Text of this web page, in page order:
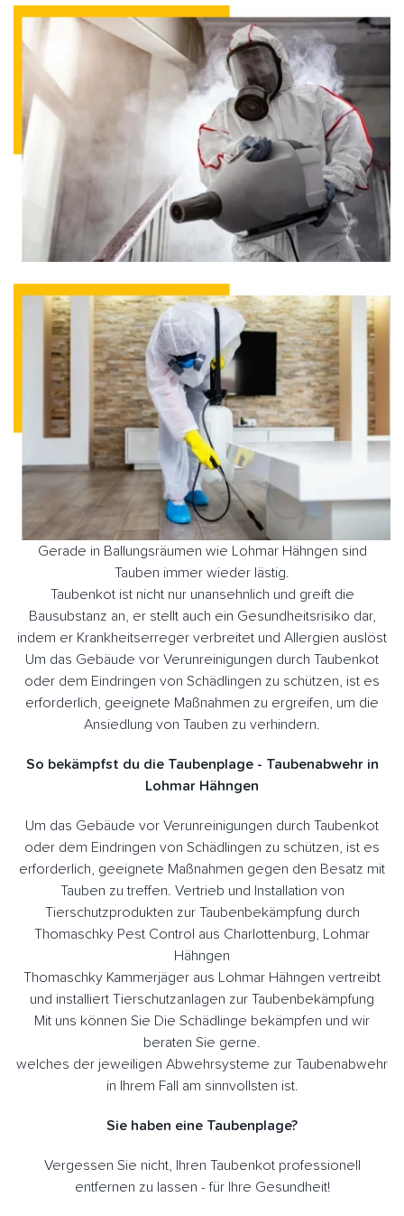
Gerade in Ballungsräumen wie Lohmar Hähngen sind
Tauben immer wieder lästig.
Taubenkot ist nicht nur unansehnlich und greift die
Bausubstanz an, er stellt auch ein Gesundheitsrisiko dar,
indem er Krankheitserreger verbreitet und Allergien auslöst
Um das Gebäude vor Verunreinigungen durch Taubenkot
oder dem Eindringen von Schädlingen zu schützen, ist es
erforderlich, geeignete Maßnahmen zu ergreifen, um die
Ansiedlung von Tauben zu verhindern.
So bekämpfst du die Taubenplage - Taubenabwehr in
Lohmar Hähngen
Um das Gebäude vor Verunreinigungen durch Taubenkot
oder dem Eindringen von Schädlingen zu schützen, ist es
erforderlich, geeignete Maßnahmen gegen den Besatz mit
Tauben zu treffen. Vertrieb und Installation von
Tierschutzprodukten zur Taubenbekämpfung durch
Thomaschky Pest Control aus Charlottenburg, Lohmar
Hähngen
Thomaschky Kammerjäger aus Lohmar Hähngen vertreibt
und installiert Tierschutzanlagen zur Taubenbekämpfung
Mit uns können Sie Die Schädlinge bekämpfen und wir
beraten Sie gerne.
welches der jeweiligen Abwehrsysteme zur Taubenabwehr
in Ihrem Fall am sinnvollsten ist.
Sie haben eine Taubenplage?
Vergessen Sie nicht, Ihren Taubenkot professionell
entfernen zu lassen - für Ihre Gesundheit!